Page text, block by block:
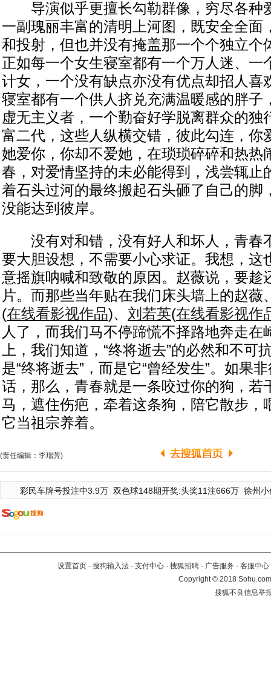
导演似乎更擅长勾勒群像，穷尽各种
一副瑰丽丰富的清明上河图，既安全全面
和投射，但也并没有掩盖那一个个独立个
正如每一个女生寝室都有一个万人迷、一
计女，一个没有缺点亦没有优点却招人喜
寝室都有一个供人挤兑充满温暖感的胖子
虚无主义者，一个勤奋好学脱离群众的独
富二代，这些人纵横交错，彼此勾连，你
她爱你，你却不爱她，在琐琐碎碎和热热
春，对爱情坚持的未必能得到，浅尝辄止
着石头过河的最终搬起石头砸了自己的脚
没能达到彼岸。
没有对和错，没有好人和坏人，青春
要大胆设想，不需要小心求证。我想，这
意摇旗呐喊和致敬的原因。赵薇说，要趁
片。而那些当年贴在我们床头墙上的赵薇
(在线看影视作品)、 刘若英(在线看影视作
人了，而我们马不停蹄慌不择路地奔走在
上，我们知道，“终将逝去”的必然和不可
是“终将逝去”，而是它“曾经发生”。如果
话，那么，青春就是一条咬过你的狗，若
马，遮住伤疤，牵着这条狗，陪它散步，
它当祖宗养着。
(责任编辑：李瑞芳)
彩民车牌号投注中3.9万 双色球148期开奖:头奖11注666万 徐州
设置首页 - 搜狗输入法 - 支付中心 - 搜狐招聘 - 广告服务 - 客服中心
Copyright©2018
搜狐不良信息举